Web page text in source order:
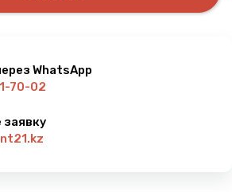
WhatsApp
70-02